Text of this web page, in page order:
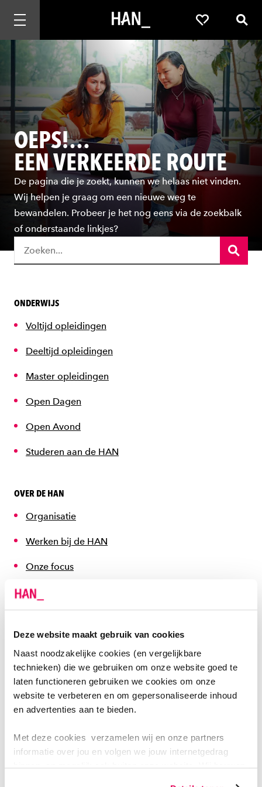
Deze website maakt gebruik van cookies
Naast noodzakelijke cookies (en vergelijkbare
technieken) die we gebruiken om onze website goed te
laten functioneren gebruiken we cookies om onze
website te verbeteren en om gepersonaliseerde inhoud
en advertenties aan te bieden.
Met deze cookies verzamelen wij en onze partners
informatie over jou en volgen we jouw internetgedrag
binnen, en mogelijk ook buiten onze website. Wij bouwen
Mobiele navigatie openen Favorieten
OEPS!…
EEN VERKEERDE ROUTE
De pagina die je zoekt, kunnen we helaas niet vinden.
Wij helpen je graag om een nieuwe weg te
bewandelen. Probeer je het nog eens via de zoekbalk
of onderstaande linkjes?
ONDERWIJS
Voltijd opleidingen
Deeltijd opleidingen
Master opleidingen
Open Dagen
Open Avond
Studeren aan de HAN
OVER DE HAN
Organisatie
Werken bij de HAN
Onze focus
Contact
SAMENWERKEN
Samenwerken
Scholing van medewerkers
Stagiairs en afstudeerders
Hulp bij een vraagstuk